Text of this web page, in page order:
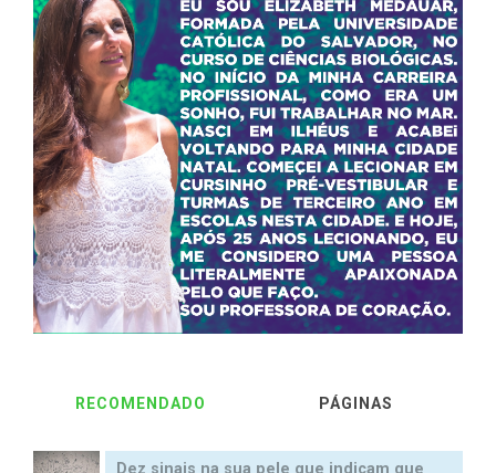
RECOMENDADO PÁGINAS
Dez sinais na sua pele que indicam que